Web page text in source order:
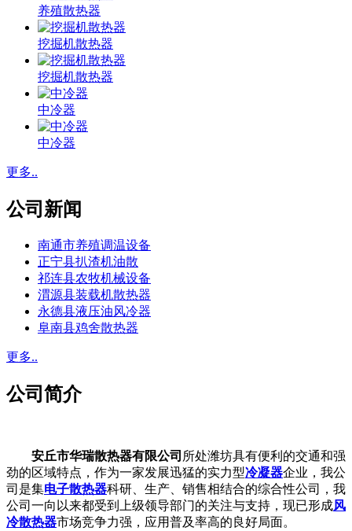
养殖散热器
挖掘机散热器
挖掘机散热器
中冷器
中冷器
更多..
公司新闻
南通市养殖调温设备
正宁县扒渣机油散
祁连县农牧机械设备
渭源县装载机散热器
永德县液压油风冷器
阜南县鸡舍散热器
更多..
公司简介
安丘市华瑞散热器有限公司 所处潍坊具有便利的交通和强
劲的区域特点，作为一家发展迅猛的实力型冷凝器企业，我公
司是集电子散热器科研、生产、销售相结合的综合性公司，我
公司一向以来都受到上级领导部门的关注与支持，现已形成风
冷散热器市场竞争力强，应用普及率高的良好局面。